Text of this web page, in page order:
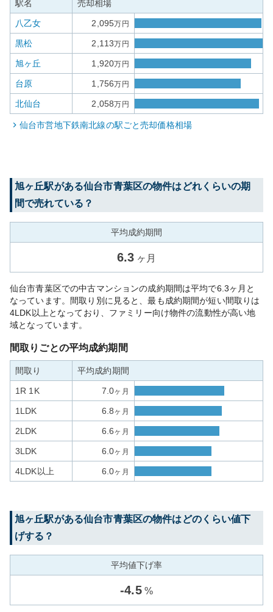
駅名 売却相場
八乙女 2,095万円
黒松 2,113万円
旭ヶ丘 1,920万円
台原 1,756万円
北仙台 2,058万円
仙台市営地下鉄南北線の駅ごと売却価格相場
旭ヶ丘駅がある仙台市青葉区の物件はどれくらいの期
間で売れている？
平均成約期間
6.3 ヶ月
仙台市青葉区での中古マンションの成約期間は平均で6.3ヶ月と
なっています。間取り別に見ると、最も成約期間が短い間取りは
4LDK以上となっており、ファミリー向け物件の流動性が高い地
域となっています。
間取りごとの平均成約期間
間取り 平均成約期間
1R 1K 7.0ヶ月
1LDK 6.8ヶ月
2LDK 6.6ヶ月
3LDK 6.0ヶ月
4LDK以上 6.0ヶ月
旭ヶ丘駅がある仙台市青葉区の物件はどのくらい値下
げする？
平均値下げ率
-4.5 %